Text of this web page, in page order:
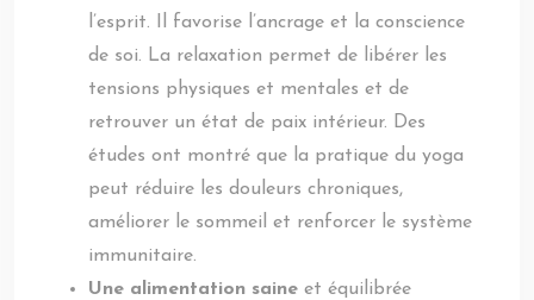
l’esprit. Il favorise l’ancrage et la conscience
de soi. La relaxation permet de libérer les
tensions physiques et mentales et de
retrouver un état de paix intérieur. Des
études ont montré que la pratique du yoga
peut réduire les douleurs chroniques,
améliorer le sommeil et renforcer le système
immunitaire.
Une alimentation saine et équilibrée